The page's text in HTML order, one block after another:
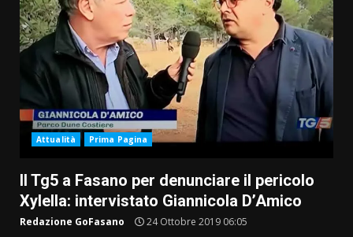
Attualità Prima Pagina
Il Tg5 a Fasano per denunciare il pericolo
Xylella: intervistato Giannicola D’Amico
Redazione GoFasano 24 Ottobre 2019 06:05